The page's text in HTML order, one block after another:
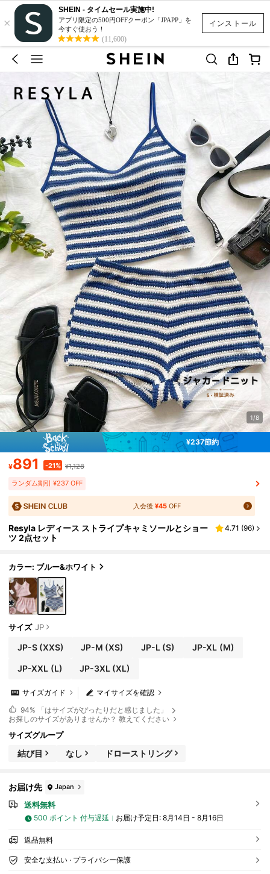
インストール
×
SHEIN - タイムセール実施中!
アプリ限定の500円OFFクーポン「JPAPP」を
今すぐ使おう！
(11,600)
1/8
¥237節約
¥891 -21% ¥1,128
ランダム割引 ¥237 OFF
入会後¥45 OFF
Resyla レディース ストライプキャミソールとショー
ツ 2点セット
4.71 (96)
カラー: ブルー&ホワイト
サイズ JP
JP-S(XXS) JP-M (XS) JP-L(S) JP-XL (M)
JP-XXL (L) JP-3XL (XL)
マイサイズを確認
サイズガイド
94% 「はサイズがぴったりだと感じました」
お探しのサイズがありませんか？ 教えてください
サイズグループ
結び目 なし ドローストリング
お届け先 Japan
送料無料
500 ポイント 付与遅延 お届け予定日: 8月14日 - 8月16日
返品無料
安全な支払い · プライバシー保護